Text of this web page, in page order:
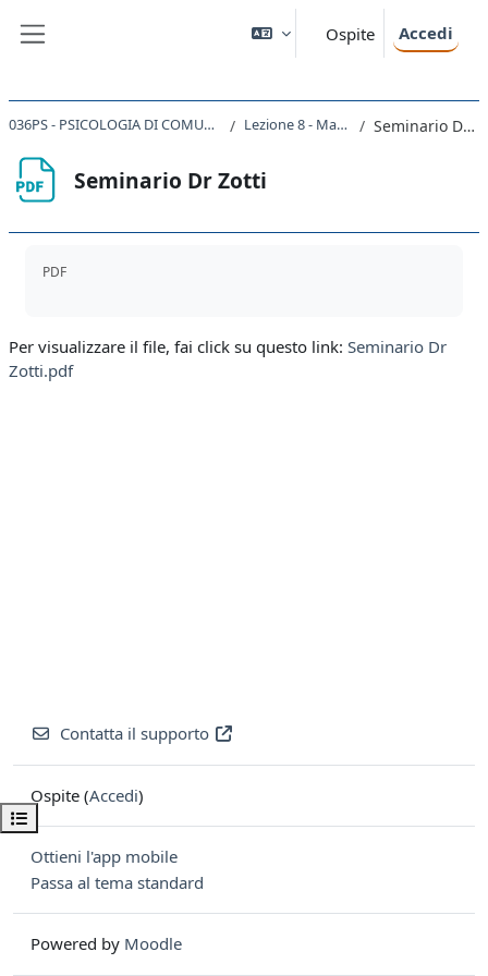
Ospite Accedi
Apri indice del corso
036PS - PSICOLOGIA DI COMUNITA' 2019 Lezione 8 - Marchetti Seminario Dr Zotti
Seminario Dr Zotti
PDF
Per visualizzare il file, fai click su questo link: Seminario Dr
Zotti.pdf
Contatta il supporto
Ospite (Accedi)
Ottieni l'app mobile
Passa al tema standard
Powered by Moodle